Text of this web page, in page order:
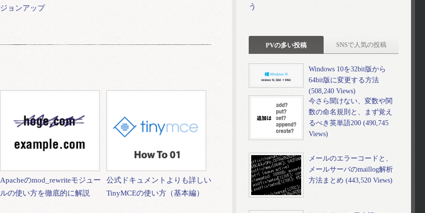
ジョンアップ
Apacheのmod_rewriteモジュー
ルの使い方を徹底的に解説
公式ドキュメントよりも詳しい
TinyMCEの使い方（基本編）
う
PVの多い投稿 SNSで人気の投稿
Windows 10を32bit版から
64bit版に変更する方法
(508,240 Views)
今さら聞けない、変数や関
数の命名規則と、まず覚え
るべき英単語200 (490,745
Views)
メールのエラーコードと、
メールサーバのmaillog解析
方法まとめ (443,520 Views)